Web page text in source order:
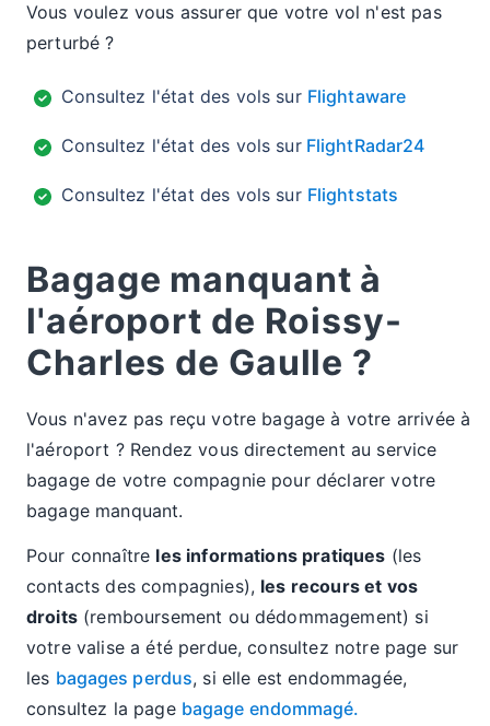
Vous voulez vous assurer que votre vol n'est pas
perturbé ?
Consultez l'état des vols sur Flightaware
Consultez l'état des vols surFlightRadar24
Consultez l'état des vols sur Flightstats
Bagage manquant à
l'aéroport de Roissy-
Charles de Gaulle ?
Vous n'avez pas reçu votre bagage à votre arrivée à
l'aéroport ? Rendez vous directement au service
bagage de votre compagnie pour déclarer votre
bagage manquant.
Pour connaître les informations pratiques (les
contacts des compagnies), les recours et vos
droits(remboursement ou dédommagement) si
votre valise a été perdue, consultez notre page sur
les bagages perdus, si elle est endommagée,
consultez la page bagage endommagé.